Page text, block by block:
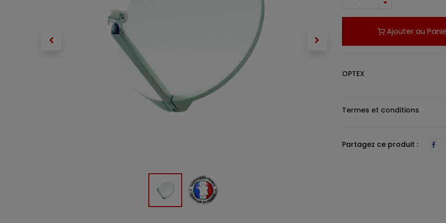
Ajouter au
OPTEX
Termes et conditions
Partagez ce produit :